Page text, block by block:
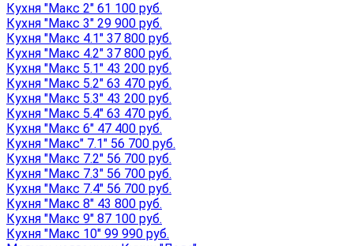
Кухня "Макс 2" 61 100 руб.
Кухня "Макс 3" 29 900 руб.
Кухня "Макс 4.1" 37 800 руб.
Кухня "Макс 4.2" 37 800 руб.
Кухня "Макс 5.1" 43 200 руб.
Кухня "Макс 5.2" 63 470 руб.
Кухня "Макс 5.3" 43 200 руб.
Кухня "Макс 5.4" 63 470 руб.
Кухня "Макс 6" 47 400 руб.
Кухня "Макс" 7.1" 56 700 руб.
Кухня "Макс 7.2" 56 700 руб.
Кухня "Макс 7.3" 56 700 руб.
Кухня "Макс 7.4" 56 700 руб.
Кухня "Макс 8" 43 800 руб.
Кухня "Макс 9" 87 100 руб.
Кухня "Макс 10" 99 990 руб.